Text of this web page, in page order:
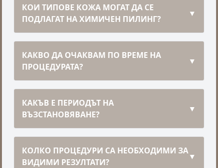
КОИ ТИПОВЕ КОЖА МОГАТ ДА СЕ
ПОДЛАГАТ НА ХИМИЧЕН ПИЛИНГ?
▼
КАКВО ДА ОЧАКВАМ ПО ВРЕМЕ НА
ПРОЦЕДУРАТА?
▼
КАКЪВ Е ПЕРИОДЪТ НА
ВЪЗСТАНОВЯВАНЕ?
▼
КОЛКО ПРОЦЕДУРИ СА НЕОБХОДИМИ ЗА
ВИДИМИ РЕЗУЛТАТИ?
▼